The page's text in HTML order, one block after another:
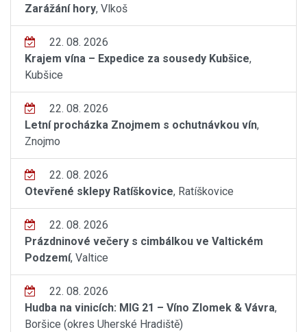
Zarážání hory, Vlkoš
22. 08. 2026
Krajem vína – Expedice za sousedy Kubšice,
Kubšice
22. 08. 2026
Letní procházka Znojmem s ochutnávkou vín,
Znojmo
22. 08. 2026
Otevřené sklepy Ratíškovice, Ratíškovice
22. 08. 2026
Prázdninové večery s cimbálkou ve Valtickém
Podzemí, Valtice
22. 08. 2026
Hudba na vinicích: MIG 21 – Víno Zlomek & Vávra,
Boršice (okres Uherské Hradiště)